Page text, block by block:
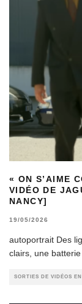
« ON S’AIME
VIDÉO DE
NANCY]
19/05/2026
autoportrait Des
clairs, une
SORTIES DE VIDÉOS